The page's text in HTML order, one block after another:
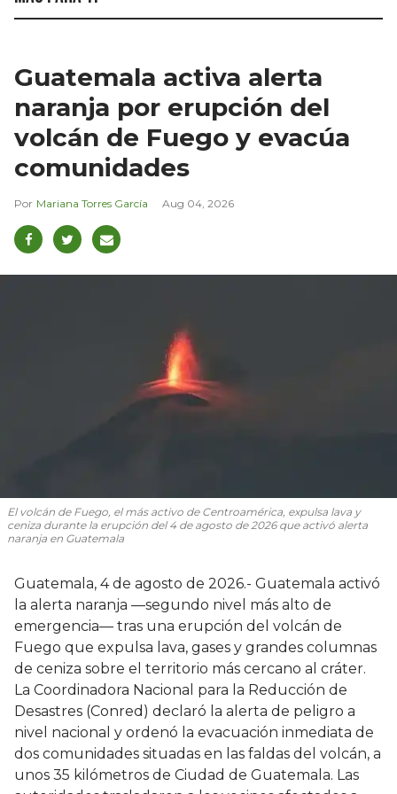
Guatemala activa alerta
naranja por erupción del
volcán de Fuego y evacúa
comunidades
Mariana Torres García Aug 04, 2026
El volcán de Fuego, el más activo de Centroamérica, expulsa lava y
ceniza durante la erupción del 4 de agosto de 2026 que activó alerta
naranja en Guatemala
Guatemala, 4 de agosto de 2026.- Guatemala activó
la alerta naranja —segundo nivel más alto de
emergencia— tras una erupción del volcán de
Fuego que expulsa lava, gases y grandes columnas
de ceniza sobre el territorio más cercano al cráter.
La Coordinadora Nacional para la Reducción de
Desastres (Conred) declaró la alerta de peligro a
nivel nacional y ordenó la evacuación inmediata de
dos comunidades situadas en las faldas del volcán, a
unos 35 kilómetros de Ciudad de Guatemala. Las